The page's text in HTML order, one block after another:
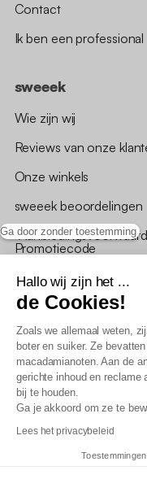
Ga door zonder toestemming
Hallo wij zijn het ...
de Cookies!
Zoals we allemaal weten,
boter en suiker. Ze
macadamianoten. Aan de
gerichte inhoud en reclame
bij te houden.
Ga je akkoord om ze te
Lees het privacybeleid
Contact
Ik ben een professional
sweeek
Wie zijn wij
Reviews van onze
Onze winkels
sweeek beoordelingen
Promotiecode
Algemene
AV
Beleid
Verklaring